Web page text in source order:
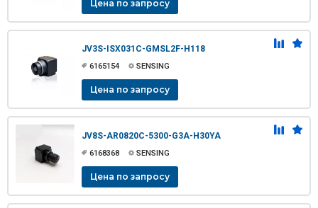
Цена по запросу
JV3S-ISX031C-GMSL2F-H118
6165154 SENSING
Цена по запросу
JV8S-AR0820C-5300-G3A-H30YA
6168368 SENSING
Цена по запросу